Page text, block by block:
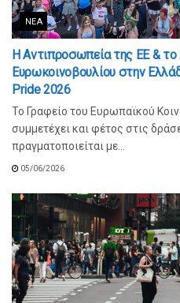
ΝΈΑ
Η Αντιπροσωπεία της ΕΕ & το
Ευρωκοινοβουλίου στην
Pride 2026
Το Γραφείο του Ευρωπαϊκού
συμμετέχει και φέτος στις
πραγματοποιείται με...
05/06/2026